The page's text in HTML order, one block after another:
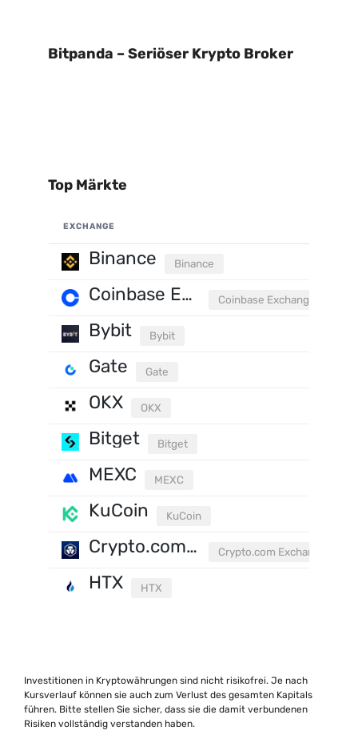
Bitpanda – Seriöser Krypto Broker
Top Märkte
EXCHANGE
Binance Binance
Coinbase Exchange Coinbase Exchange
Bybit Bybit
Gate Gate
OKX OKX
Bitget Bitget
MEXC MEXC
KuCoin KuCoin
Crypto.com Exchange Crypto.com Exchange
HTX HTX
Investitionen in Kryptowährungen sind nicht risikofrei. Je nach
Kursverlauf können sie auch zum Verlust des gesamten Kapitals
führen. Bitte stellen Sie sicher, dass sie die damit verbundenen
Risiken vollständig verstanden haben.